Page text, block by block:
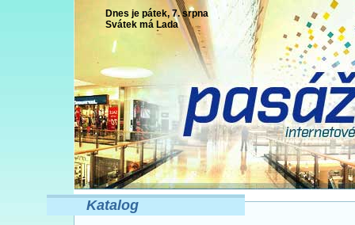
Dnes je pátek, 7. srpna
Svátek má Lada
Katalog